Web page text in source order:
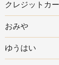
クレジットカ
おみや
ゆうはい